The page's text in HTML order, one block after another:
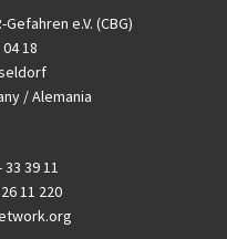
e.V. (CBG)
18
/ Alemania
33 39 11
11 220